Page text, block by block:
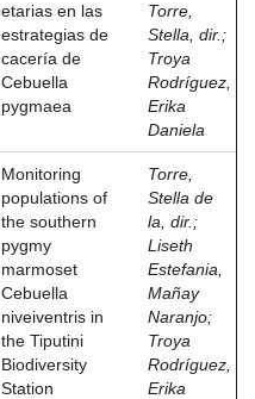
etarias en las
estrategias de
cacería de
Cebuella
pygmaea
Torre,
Stella, dir. ;
Troya
Rodríguez,
Erika
Daniela
Monitoring
populations of
the southern
pygmy
marmoset
Cebuella
niveiventris in
the Tiputini
Biodiversity
Station
Torre,
Stella de
la, dir. ;
Liseth
Estefania,
Mañay
Naranjo;
Troya
Rodríguez,
Erika